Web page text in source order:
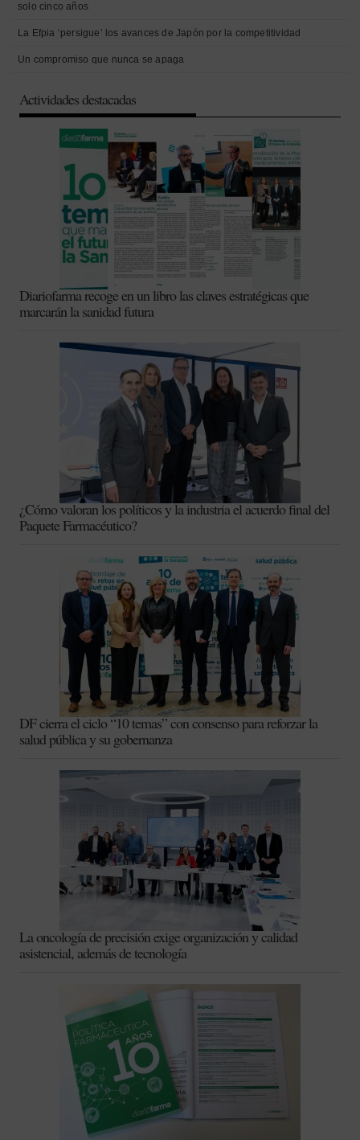
solo cinco años
La Efpia ‘persigue’ los avances de Japón por la competitividad
Un compromiso que nunca se apaga
Actividades destacadas
Diariofarma recoge en un libro las claves estratégicas que
marcarán la sanidad futura
¿Cómo valoran los políticos y la industria el acuerdo final del
Paquete Farmacéutico?
DF cierra el ciclo “10 temas” con consenso para reforzar la
salud pública y su gobernanza
La oncología de precisión exige organización y calidad
asistencial, además de tecnología